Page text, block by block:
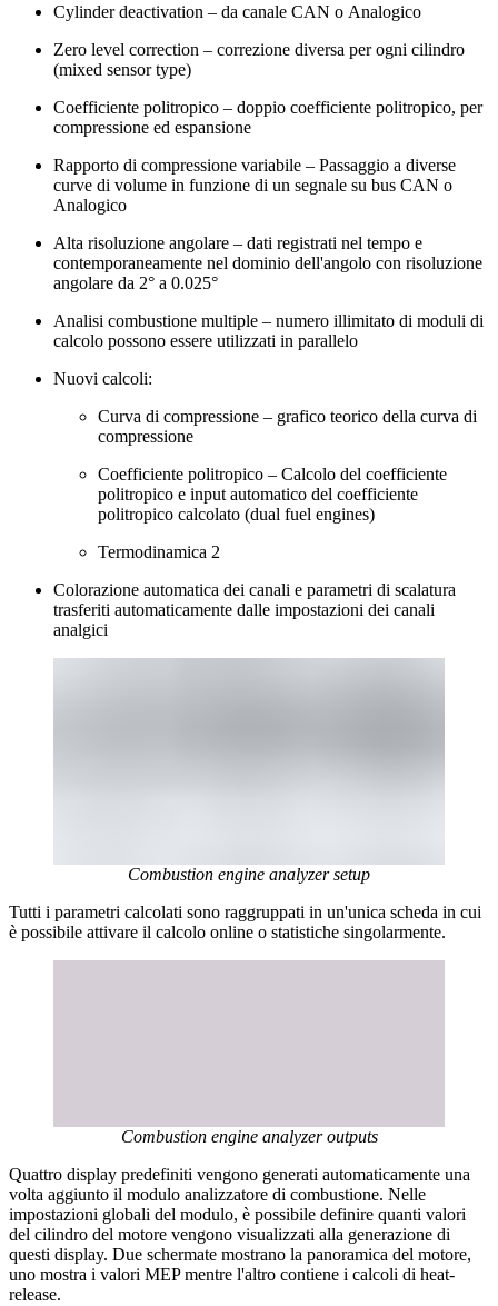
Cylinder deactivation – da canale CAN o Analogico
Zero level correction – correzione diversa per ogni cilindro
(mixed sensor type)
Coefficiente politropico – doppio coefficiente politropico, per
compressione ed espansione
Rapporto di compressione variabile – Passaggio a diverse
curve di volume in funzione di un segnale su bus CAN o
Analogico
Alta risoluzione angolare – dati registrati nel tempo e
contemporaneamente nel dominio dell'angolo con risoluzione
angolare da 2° a 0.025°
Analisi combustione multiple – numero illimitato di moduli di
calcolo possono essere utilizzati in parallelo
Nuovi calcoli:
Curva di compressione – grafico teorico della curva di
compressione
Coefficiente politropico – Calcolo del coefficiente
politropico e input automatico del coefficiente
politropico calcolato (dual fuel engines)
Termodinamica 2
Colorazione automatica dei canali e parametri di scalatura
trasferiti automaticamente dalle impostazioni dei canali
analgici
Combustion engine analyzer setup
Tutti i parametri calcolati sono raggruppati in un'unica scheda in cui
è possibile attivare il calcolo online o statistiche singolarmente.
Combustion engine analyzer outputs
Quattro display predefiniti vengono generati automaticamente una
volta aggiunto il modulo analizzatore di combustione. Nelle
impostazioni globali del modulo, è possibile definire quanti valori
del cilindro del motore vengono visualizzati alla generazione di
questi display. Due schermate mostrano la panoramica del motore,
uno mostra i valori MEP mentre l'altro contiene i calcoli di heat-
release.